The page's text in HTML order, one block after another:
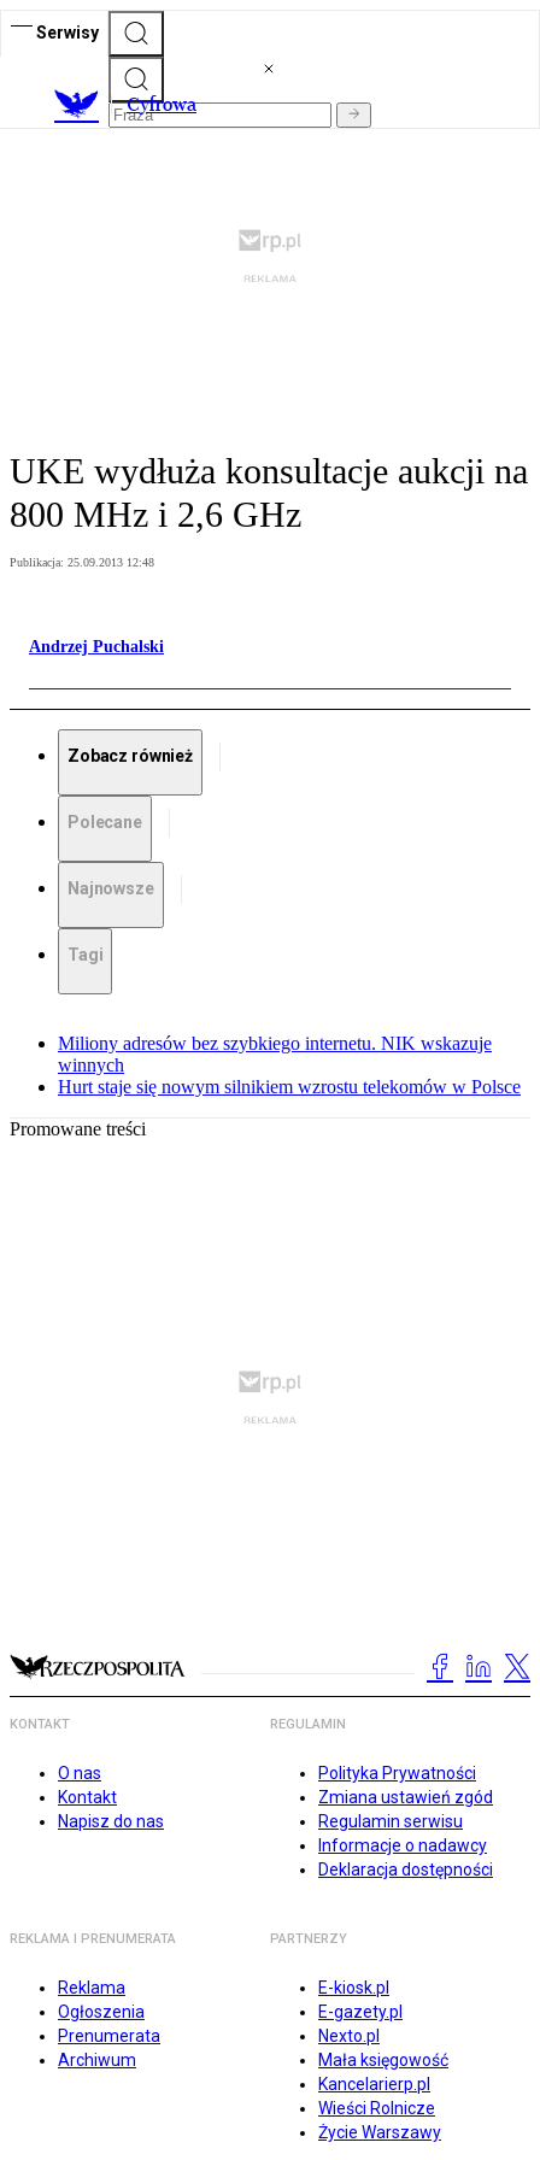
Serwisy
Cyfrowa
UKE wydłuża konsultacje aukcji na
800 MHz i 2,6 GHz
Publikacja: 25.09.2013 12:48
Andrzej Puchalski
Zobacz również
Polecane
Najnowsze
Tagi
Miliony adresów bez szybkiego internetu. NIK wskazuje
winnych
Hurt staje się nowym silnikiem wzrostu telekomów w Polsce
Promowane treści
KONTAKT
O nas
Kontakt
Napisz do nas
REGULAMIN
Polityka Prywatności
Zmiana ustawień zgód
Regulamin serwisu
Informacje o nadawcy
Deklaracja dostępności
REKLAMA I PRENUMERATA
Reklama
Ogłoszenia
Prenumerata
Archiwum
PARTNERZY
E-kiosk.pl
E-gazety.pl
Nexto.pl
Mała księgowość
Kancelarierp.pl
Wieści Rolnicze
Życie Warszawy